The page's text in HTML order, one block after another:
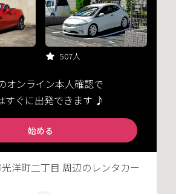
507人
オンライン本人確認で
すぐに出発できます ♪
始める
洋町二丁目 周辺のレンタカー